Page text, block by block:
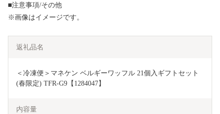
■注意事項/その他
※画像はイメージです。
返礼品名
＜冷凍便＞マネケン ベルギーワッフル 21個入ギフトセット
(春限定) TFR-G9【1284047】
内容量